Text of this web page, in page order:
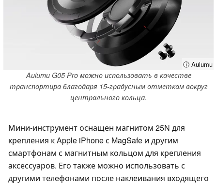
ⓘ Aulumu
Aulumu G05 Pro можно использовать в качестве
транспортира благодаря 15-градусным отметкам вокруг
центрального кольца.
Мини-инструмент оснащен магнитом 25N для
крепления к Apple iPhone с MagSafe и другим
смартфонам с магнитным кольцом для крепления
аксессуаров. Его также можно использовать с
другими телефонами после наклеивания входящего